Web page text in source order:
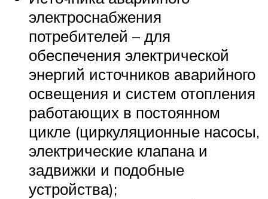
электроснабжения
потребителей – для
обеспечения электрической
энергий источников аварийного
освещения и систем отопления
работающих в постоянном
цикле (циркуляционные насосы,
электрические клапана и
задвижки и подобные
устройства);